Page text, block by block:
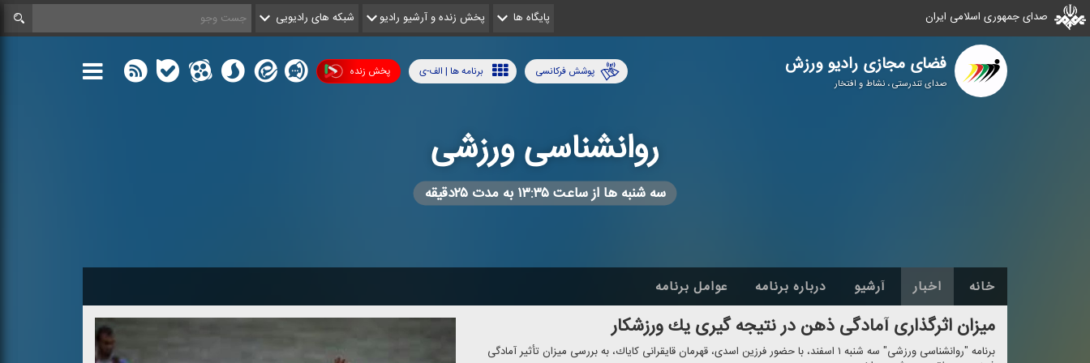
صدای جمهوری اسلامی ایران پایگاه ها پخش زنده و آرشیو رادیو شبکه های رادیویی
فضای مجازی رادیو ورزش
صدای تندرستی ، نشاط و افتخار
پخش زنده برنامه ها | الف-ی پوشش فرکانسی
روانشناسی ورزشی
سه شنبه ها از ساعت ۱۳:۳۵ به مدت ۲۵دقیقه
خانه اخبار آرشیو درباره برنامه عوامل برنامه
میزان اثرگذاری آمادگی ذهن در نتیجه گیری یك ورزشكار
برنامه "روانشناسی ورزشی" سه شنبه ۱ اسفند، با حضور فرزین اسدی، قهرمان قایقرانی كایاك، به بررسی میزان تأثیر آمادگی